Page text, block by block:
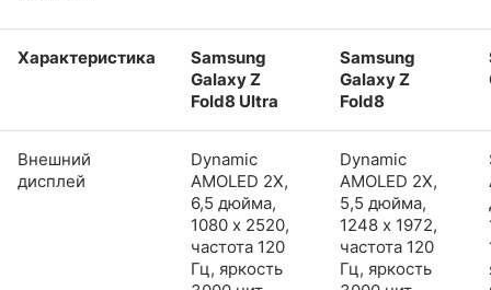
Характеристика
Samsung
Galaxy Z
Fold8 Ultra
Samsung
Galaxy Z
Fold8
Внешний
дисплей
Dynamic
AMOLED 2X,
6,5 дюйма,
1080 x 2520,
частота 120
Гц, яркость
Dynamic
AMOLED 2X,
5,5 дюйма,
1248 x 1972,
частота 120
Гц, яркость